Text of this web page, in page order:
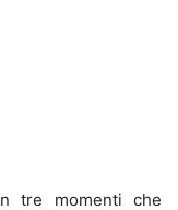
tre momenti che